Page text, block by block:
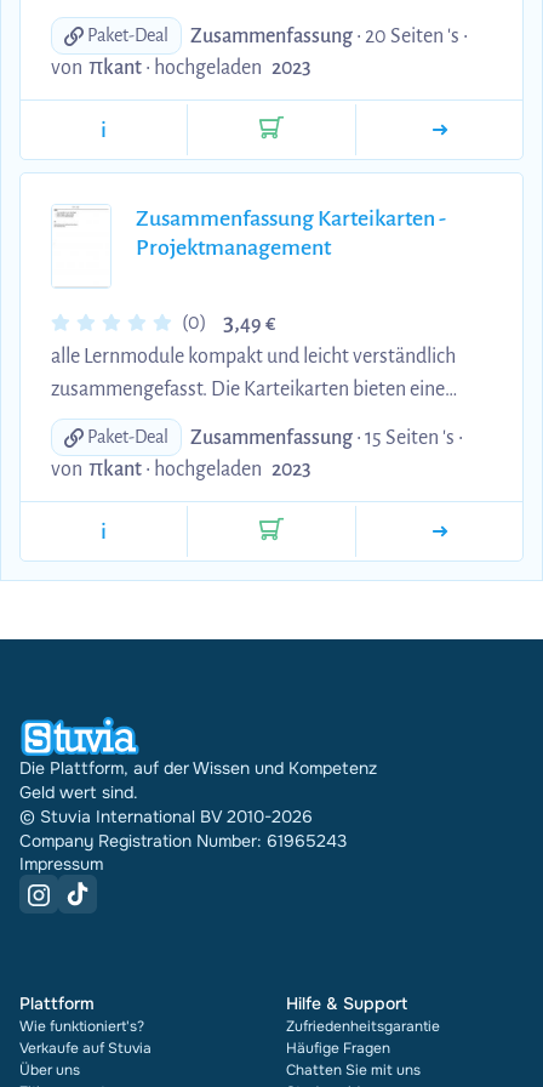
effiziente Möglichkeit, sich das Wesentliche
anzueignen und Ihr Wissen zu vertiefen. Perfekt für
alle, die auf der Suche nach einer prägnanten
Zusammenfassung sind.
Paket-Deal Zusammenfassung • 20 Seiten 's •
von πkant • hochgeladen 2023
i
Zusammenfassung Karteikarten -
Projektmanagement
(0) 3,49 €
alle Lernmodule kompakt und leicht verständlich
zusammengefasst. Die Karteikarten bieten eine
effiziente Möglichkeit, sich das Wesentliche
anzueignen und Ihr Wissen zu vertiefen. Perfekt für
alle, die auf der Suche nach einer prägnanten
Zusammenfassung sind.
Paket-Deal Zusammenfassung • 15 Seiten 's •
von πkant • hochgeladen 2023
i
Die Plattform, auf der Wissen und Kompetenz
Geld wert sind.
© Stuvia International BV 2010-2026
Company Registration Number: 61965243
Impressum
Plattform
Wie funktioniert's?
Verkaufe auf Stuvia
Über uns
Hilfe & Support
Zufriedenheitsgarantie
Häufige Fragen
Chatten Sie mit uns